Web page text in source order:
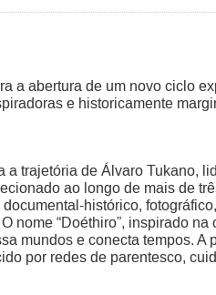
a abertura de um novo ciclo
e historicamente
a trajetória de Álvaro Tukano,
ao longo de mais de
histórico,
nome “Doéthiro”, inspirado
mundos e conecta tempos. A
por redes de parentesco,